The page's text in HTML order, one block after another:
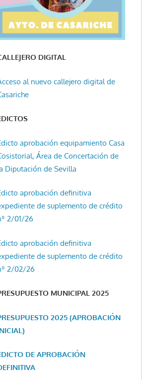
DIGITAL
al nuevo callejero digital de
aprobación equipamiento Casa
Área de Concertación de
Diputación de Sevilla
aprobación definitiva
de suplemento de crédito
2/01/26
aprobación definitiva
de suplemento de crédito
2/02/26
MUNICIPAL 2025
2025 (APROBACIÓN
DE APROBACIÓN